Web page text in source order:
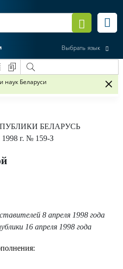
Выбрать язык
Беларуси
БЕЛАРУСЬ
г. № 159-З
8 апреля 1998 года
16 апреля 1998 года